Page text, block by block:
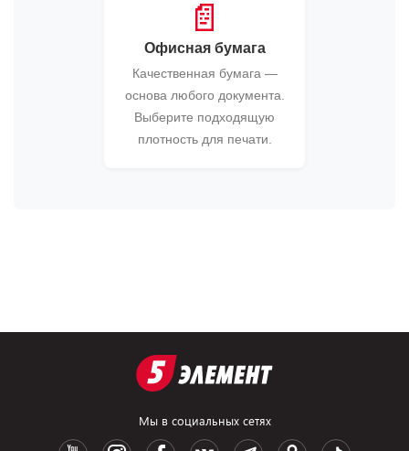
📄
Офисная бумага
Качественная бумага —
основа любого документа.
Выберите подходящую
плотность для печати.
Мы в социальных сетях